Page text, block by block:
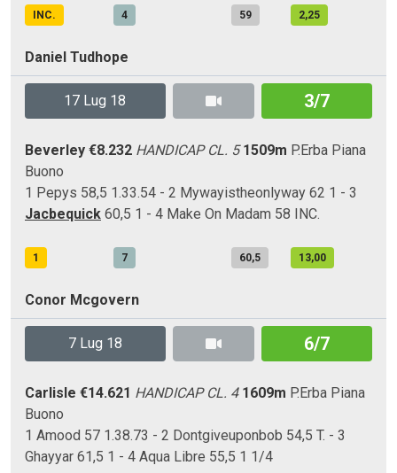
INC. 4 59 2,25
Daniel Tudhope
17 Lug 18 3/7
Beverley €8.232 HANDICAP CL. 5 1509m P.Erba Piana
Buono
1 Pepys 58,5 1.33.54 - 2 Mywayistheonlyway 62 1 - 3
Jacbequick 60,5 1 - 4 Make On Madam 58 INC.
1 7 60,5 13,00
Conor Mcgovern
7 Lug 18 6/7
Carlisle €14.621 HANDICAP CL. 4 1609m P.Erba Piana
Buono
1 Amood 57 1.38.73 - 2 Dontgiveuponbob 54,5 T. - 3
Ghayyar 61,5 1 - 4 Aqua Libre 55,5 1 1/4